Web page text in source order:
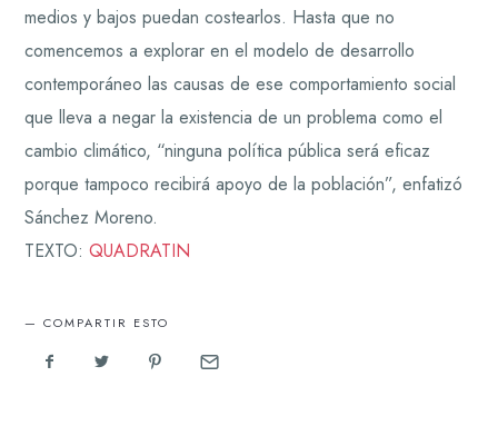
medios y bajos puedan costearlos. Hasta que no
comencemos a explorar en el modelo de desarrollo
contemporáneo las causas de ese comportamiento social
que lleva a negar la existencia de un problema como el
cambio climático, “ninguna política pública será eficaz
porque tampoco recibirá apoyo de la población”, enfatizó
Sánchez Moreno.
TEXTO:QUADRATIN
COMPARTIR ESTO